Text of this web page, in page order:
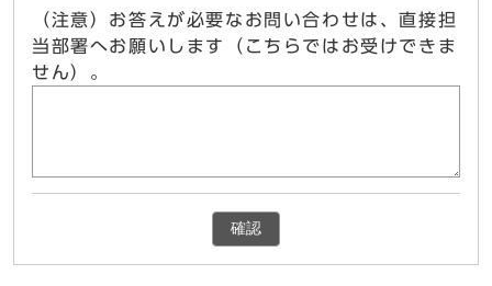
（注意）お答えが必要なお問い合わせは、直接担
当部署へお願いします（こちらではお受けできま
せん）。
確認